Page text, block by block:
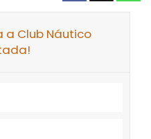
a Club Náutico